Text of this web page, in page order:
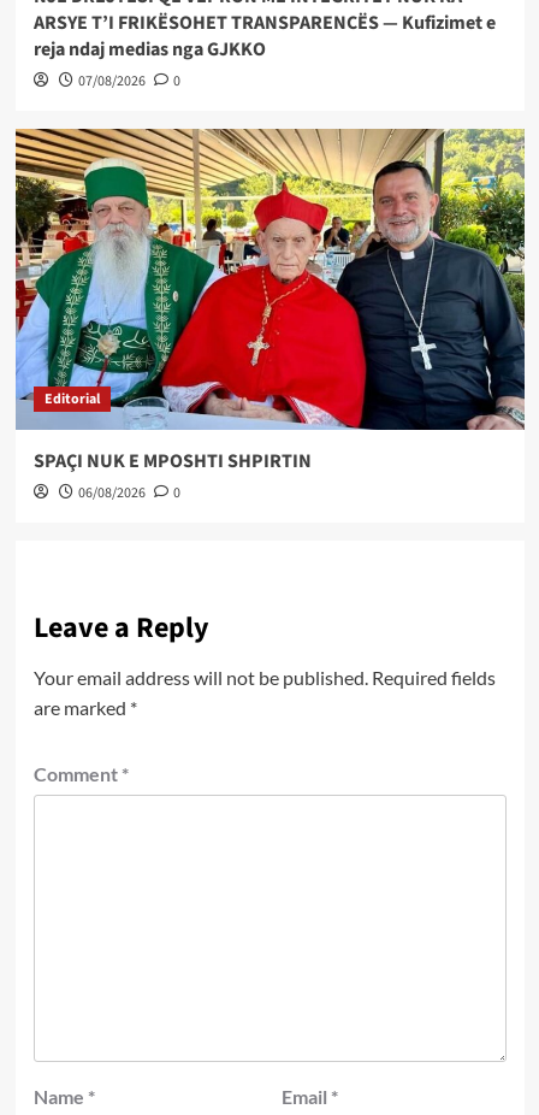
ARSYE T’I FRIKËSOHET TRANSPARENCËS — Kufizimet e
reja ndaj medias nga GJKKO
07/08/2026 0
Editorial
SPAÇI NUK E MPOSHTI SHPIRTIN
06/08/2026 0
Leave a Reply
Your email address will not be published. Required fields
are marked *
Comment *
Name * Email *